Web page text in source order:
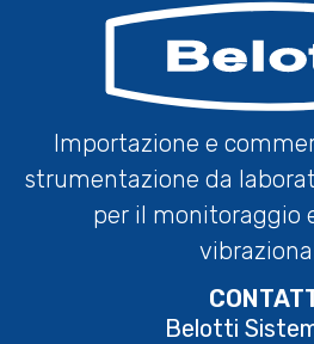
Importazione e
strumentazione da
per il monitoraggio
Belotti